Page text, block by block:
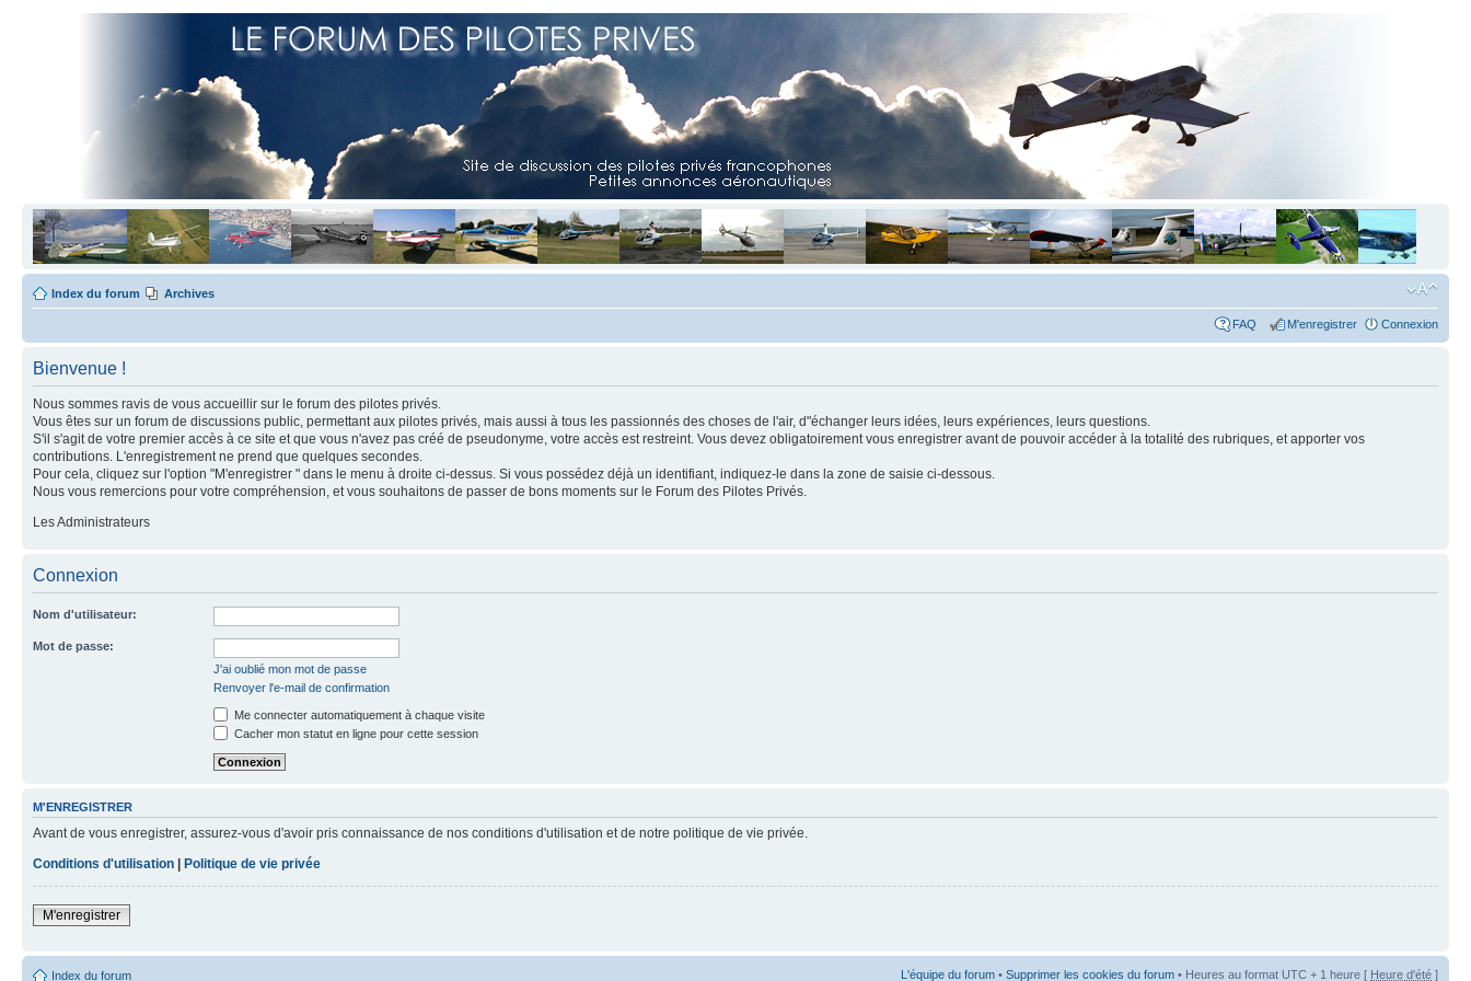
Index du forum Archives
FAQ M'enregistrer Connexion
Bienvenue !
Nous sommes ravis de vous accueillir sur le forum des pilotes privés.
Vous êtes sur un forum de discussions public, permettant aux pilotes privés, mais aussi à tous les passionnés des choses de l'air, d"échanger leurs idées, leurs expériences, leurs questions.
S'il s'agit de votre premier accès à ce site et que vous n'avez pas créé de pseudonyme, votre accès est restreint. Vous devez obligatoirement vous enregistrer avant de pouvoir accéder à la totalité des rubriques, et apporter vos
contributions. L'enregistrement ne prend que quelques secondes.
Pour cela, cliquez sur l'option "M'enregistrer " dans le menu à droite ci-dessus. Si vous possédez déjà un identifiant, indiquez-le dans la zone de saisie ci-dessous.
Nous vous remercions pour votre compréhension, et vous souhaitons de passer de bons moments sur le Forum des Pilotes Privés.
Les Administrateurs
Connexion
Nom d'utilisateur:
Mot de passe:
J'ai oublié mon mot de passe
Renvoyer l'e-mail de confirmation
Me connecter automatiquement à chaque visite
Cacher mon statut en ligne pour cette session
M'ENREGISTRER
Avant de vous enregistrer, assurez-vous d'avoir pris connaissance de nos conditions d'utilisation et de notre politique de vie privée.
Conditions d'utilisation | Politique de vie privée
M'enregistrer
Index du forum L'équipe du forum • Supprimer les cookies du forum • Heures au format UTC + 1 heure [ Heure d'été ]